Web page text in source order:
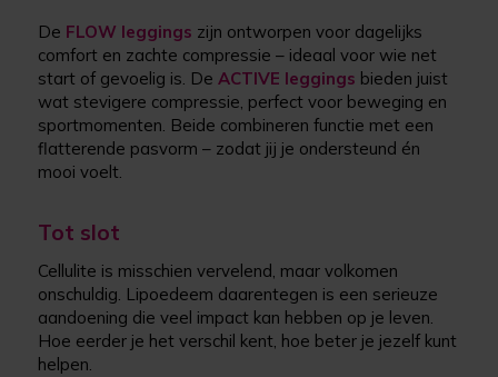
De FLOW leggings zijn ontworpen voor dagelijks
comfort en zachte compressie – ideaal voor wie net
start of gevoelig is. DeACTIVE leggings bieden juist
wat stevigere compressie, perfect voor beweging en
sportmomenten. Beide combineren functie met een
flatterende pasvorm – zodat jij je ondersteund én
mooi voelt.
Tot slot
Cellulite is misschien vervelend, maar volkomen
onschuldig. Lipoedeem daarentegen is een serieuze
aandoening die veel impact kan hebben op je leven.
Hoe eerder je het verschil kent, hoe beter je jezelf kunt
helpen.